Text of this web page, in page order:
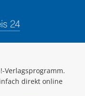
Verlagsprogramm.
direkt online